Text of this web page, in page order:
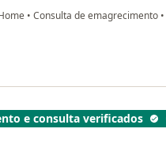
• Consulta de emagrecimento •
FERREIRA
e consulta verificados